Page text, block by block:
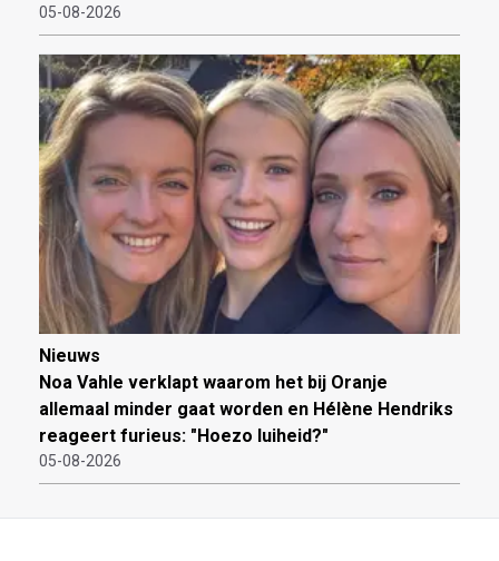
05-08-2026
Nieuws
Noa Vahle verklapt waarom het bij Oranje
allemaal minder gaat worden en Hélène Hendriks
reageert furieus: "Hoezo luiheid?"
05-08-2026